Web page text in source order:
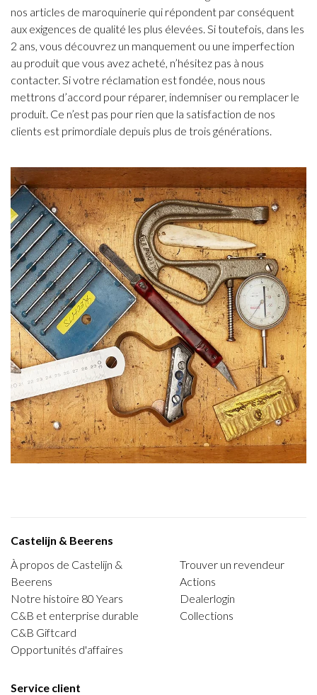
nos articles de maroquinerie qui répondent par conséquent
aux exigences de qualité les plus élevées. Si toutefois, dans les
2 ans, vous découvrez un manquement ou une imperfection
au produit que vous avez acheté, n’hésitez pas à nous
contacter. Si votre réclamation est fondée, nous nous
mettrons d’accord pour réparer, indemniser ou remplacer le
produit. Ce n’est pas pour rien que la satisfaction de nos
clients est primordiale depuis plus de trois générations.
Castelijn & Beerens
À propos de Castelijn &
Beerens
Notre histoire 80 Years
C&B et enterprise durable
C&B Giftcard
Opportunités d'affaires
Trouver un revendeur
Actions
Dealerlogin
Collections
Service client